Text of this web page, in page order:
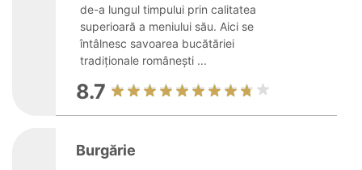
de-a lungul timpului prin calitatea
superioară a meniului său. Aici se
întâlnesc savoarea bucătăriei
tradiționale românești ...
8.7
Burgărie